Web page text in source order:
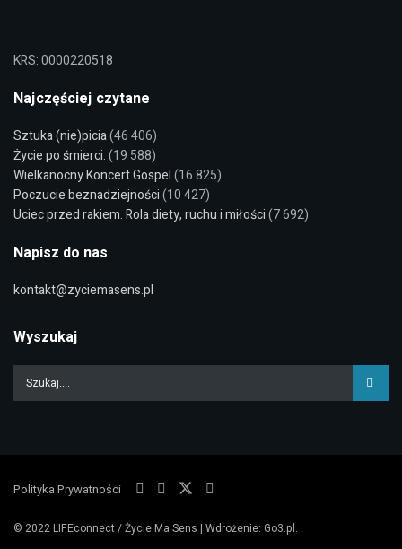
KRS: 0000220518
Najczęściej czytane
Sztuka (nie)picia(46 406)
Życie po śmierci.(19 588)
Wielkanocny Koncert Gospel(16 825)
Poczucie beznadziejności(10 427)
Uciec przed rakiem. Rola diety, ruchu i miłości(7 692)
Napisz do nas
kontakt@zyciemasens.pl
Wyszukaj
Polityka Prywatności
© 2022LIFEconnect / Życie Ma Sens | Wdrożenie: Go3.pl.